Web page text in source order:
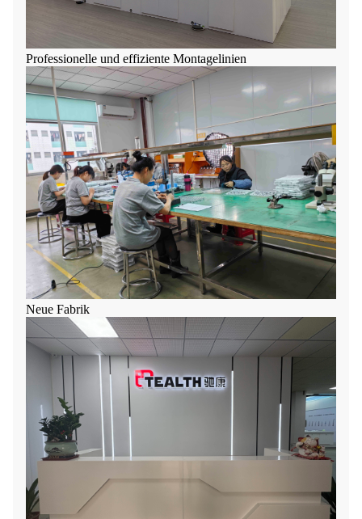
Professionelle und effiziente Montagelinien
Neue Fabrik